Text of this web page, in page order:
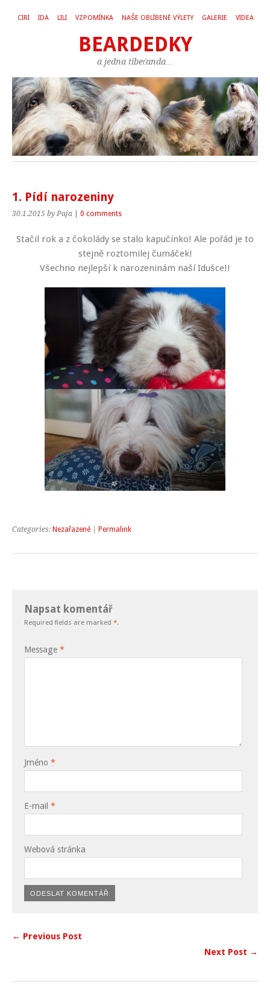
CIRI IDA LILI VZPOMÍNKA NAŠE OBLÍBENÉ VÝLETY GALERIE VIDEA
BEARDEDKY
a jedna tibeťanda…
1. Pídí narozeniny
30.1.2015 by Paja 0 comments
Stačil rok a z čokolády se stalo kapučínko! Ale pořád je to
stejně roztomilej čumáček!
Všechno nejlepší k narozeninám naší Idušce!!
Categories: Nezařazené Permalink
Napsat komentář
Required fields are marked *.
Message *
Jméno *
E-mail *
Webová stránka
← Previous Post
Next Post →